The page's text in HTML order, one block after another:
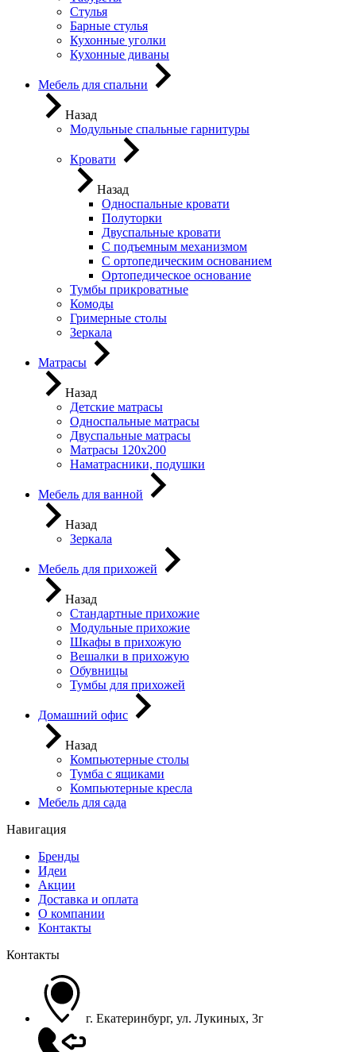
Стулья
Барные стулья
Кухонные уголки
Кухонные диваны
Мебель для спальни
Назад
Модульные спальные гарнитуры
Кровати
Назад
Односпальные кровати
Полуторки
Двуспальные кровати
С подъемным механизмом
С ортопедическим основанием
Ортопедическое основание
Тумбы прикроватные
Комоды
Гримерные столы
Зеркала
Матрасы
Назад
Детские матрасы
Односпальные матрасы
Двуспальные матрасы
Матрасы 120х200
Наматрасники, подушки
Мебель для ванной
Назад
Зеркала
Мебель для прихожей
Назад
Стандартные прихожие
Модульные прихожие
Шкафы в прихожую
Вешалки в прихожую
Обувницы
Тумбы для прихожей
Домашний офис
Назад
Компьютерные столы
Тумба с ящиками
Компьютерные кресла
Мебель для сада
Навигация
Бренды
Идеи
Акции
Доставка и оплата
О компании
Контакты
Контакты
г. Екатеринбург, ул. Лукиных, 3г